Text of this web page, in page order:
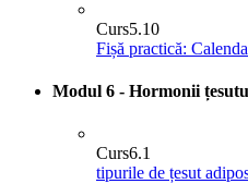
Curs5.10
Fișă practică:
Modul 6 - Hormonii
Curs6.1
tipurile de țesut